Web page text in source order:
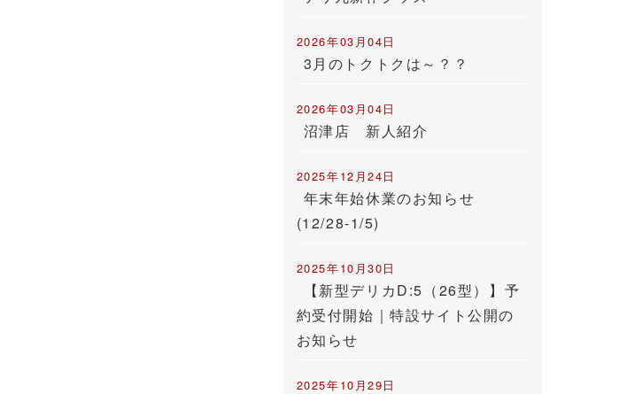
2026年03月04日
3月のトクトクは～？？
2026年03月04日
沼津店 新人紹介
2025年12月24日
年末年始休業のお知らせ
(12/28-1/5)
2025年10月30日
【新型デリカD:5（26型）】予
約受付開始｜特設サイト公開の
お知らせ
2025年10月29日